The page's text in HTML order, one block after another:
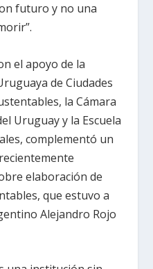
futuro y no una
el apoyo de la
de Ciudades
la Cámara
Uruguay y la Escuela
complementó un
elaboración de
que estuvo a
Alejandro Rojo